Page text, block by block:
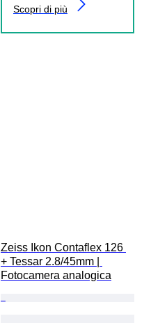
Scopri di più
Zeiss Ikon Contaflex 126
+ Tessar 2.8/45mm |
Fotocamera analogica